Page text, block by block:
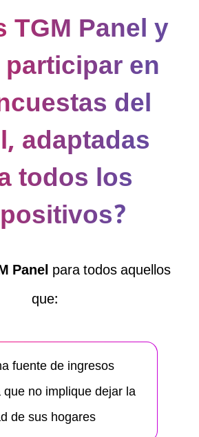
TGM Panel y
en
del
adaptadas
todos los
Panelpara todos aquellos
que:
fuente de ingresos
no implique dejar la
de sus hogares